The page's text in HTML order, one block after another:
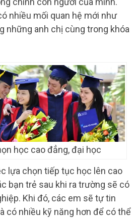
nhiều mối quan hệ mới như
những anh chị cùng trong khóa
học cao đẳng, đại học
lựa chọn tiếp tục học lên cao
bạn trẻ sau khi ra trường sẽ có
Khi đó, các em sẽ tự tin
có nhiều kỹ năng hơn để có thể